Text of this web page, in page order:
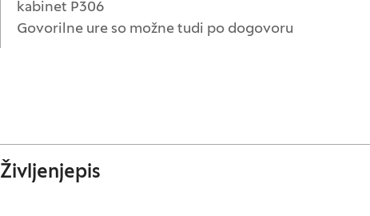
kabinet P306
Govorilne ure so možne tudi po dogovoru
Življenjepis